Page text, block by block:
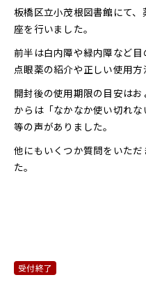
板橋区立小茂根図書館にて
座を行いました。
前半は白内障や緑内障など
点眼薬の紹介や正しい使用方
開封後の使用期限の目安は
からは「なかなか使い切れな
等の声がありました。
他にもいくつか質問をいた
た。
受付終了